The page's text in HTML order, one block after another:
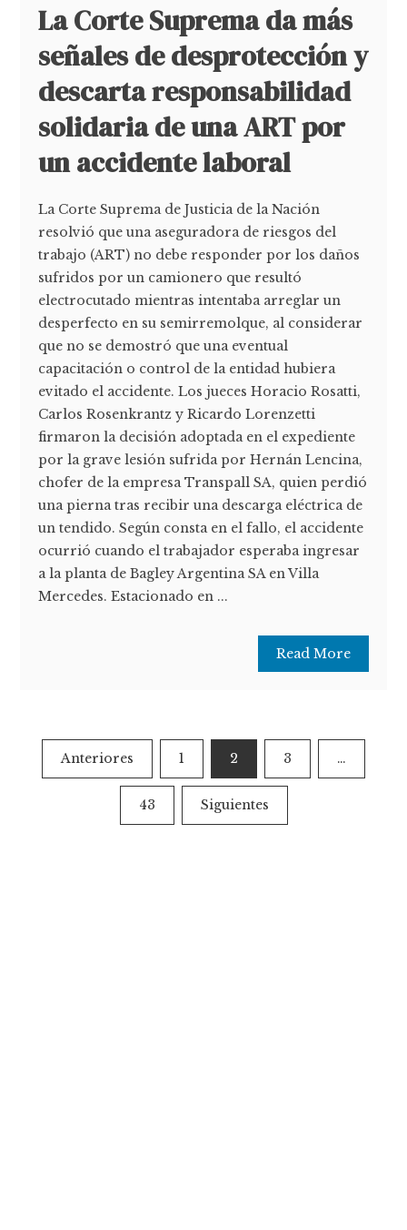
La Corte Suprema da más
señales de desprotección y
descarta responsabilidad
solidaria de una ART por
un accidente laboral
La Corte Suprema de Justicia de la Nación
resolvió que una aseguradora de riesgos del
trabajo (ART) no debe responder por los daños
sufridos por un camionero que resultó
electrocutado mientras intentaba arreglar un
desperfecto en su semirremolque, al considerar
que no se demostró que una eventual
capacitación o control de la entidad hubiera
evitado el accidente. Los jueces Horacio Rosatti,
Carlos Rosenkrantz y Ricardo Lorenzetti
firmaron la decisión adoptada en el expediente
por la grave lesión sufrida por Hernán Lencina,
chofer de la empresa Transpall SA, quien perdió
una pierna tras recibir una descarga eléctrica de
un tendido. Según consta en el fallo, el accidente
ocurrió cuando el trabajador esperaba ingresar
a la planta de Bagley Argentina SA en Villa
Mercedes. Estacionado en ...
Read More
Paginación
de
entradas
Anteriores 1 2 3 …
43 Siguientes